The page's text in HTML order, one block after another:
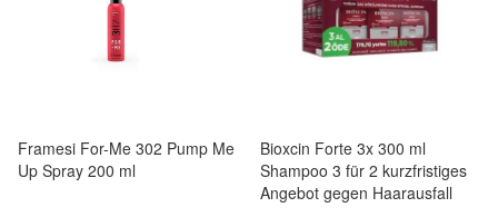
Framesi For-Me 302 Pump Me
Up Spray 200 ml
Bioxcin Forte 3x 300 ml
Shampoo 3 für 2 kurzfristiges
Angebot gegen Haarausfall